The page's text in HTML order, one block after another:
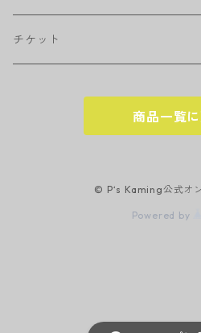
トリートメント
ワックス
チケット
商品一覧
© P‘s Kaming公式オ
Powered by